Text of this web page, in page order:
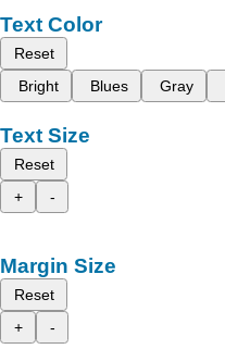
Text Color
Reset
Bright
Blues Gray
Text Size
Reset
+
-
Margin Size
Reset
+
-